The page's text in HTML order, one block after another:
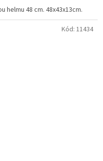
48 cm. 48x43x13cm.
Kód: 11434